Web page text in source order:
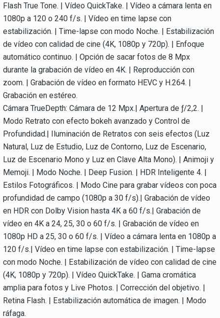
Flash True Tone. | Vídeo QuickTake. | Vídeo a cámara lenta en
1080p a 120 o 240 f/s. | Vídeo en time lapse con
estabilización. | Time-lapse con modo Noche. | Estabilización
de vídeo con calidad de cine (4K, 1080p y 720p). | Enfoque
automático continuo. | Opción de sacar fotos de 8 Mpx
durante la grabación de vídeo en 4K. | Reproducción con
zoom. | Grabación de vídeo en formato HEVC y H.264. |
Grabación en estéreo.
Cámara TrueDepth: Cámara de 12 Mpx.| Apertura de ƒ/2,2. |
Modo Retrato con efecto bokeh avanzado y Control de
Profundidad.| Iluminación de Retratos con seis efectos (Luz
Natural, Luz de Estudio, Luz de Contorno, Luz de Escenario,
Luz de Escenario Mono y Luz en Clave Alta Mono). | Animoji y
Memoji. | Modo Noche. | Deep Fusion. | HDR Inteligente 4. |
Estilos Fotográficos. | Modo Cine para grabar vídeos con poca
profundidad de campo (1080p a 30 f/s).| Grabación de vídeo
en HDR con Dolby Vision hasta 4K a 60 f/s.| Grabación de
vídeo en 4K a 24, 25, 30 o 60 f/s. | Grabación de vídeo en
1080p HD a 25, 30 o 60 f/s. | Vídeo a cámara lenta en 1080p a
120 f/s.| Vídeo en time lapse con estabilización. | Time-lapse
con modo Noche. | Estabilización de vídeo con calidad de cine
(4K, 1080p y 720p). | Vídeo QuickTake. | Gama cromática
amplia para fotos y Live Photos. | Corrección del objetivo. |
Retina Flash. | Estabilización automática de imagen. | Modo
ráfaga.